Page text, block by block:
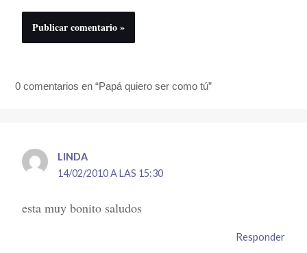
0 comentarios en “Papá quiero ser como tú”
LINDA
14/02/2010 A LAS 15:30
esta muy bonito saludos
Responder